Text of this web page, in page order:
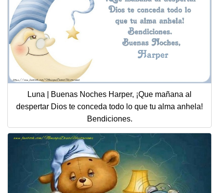
Luna | Buenas Noches Harper, ¡Que mañana al
despertar Dios te conceda todo lo que tu alma anhela!
Bendiciones.